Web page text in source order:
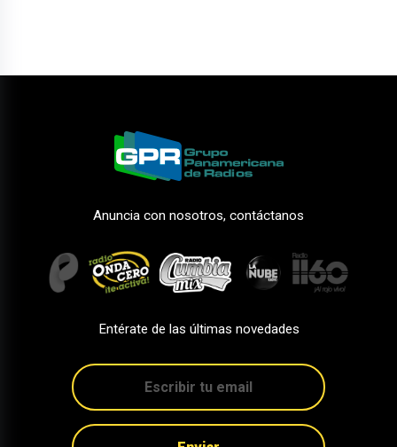
Anuncia con nosotros, contáctanos
Entérate de las últimas novedades